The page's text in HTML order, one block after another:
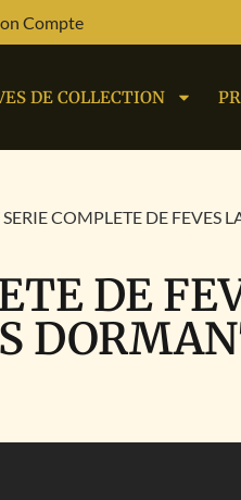
Compte
DE COLLECTION
SERIE COMPLETE DE FEVES
DE